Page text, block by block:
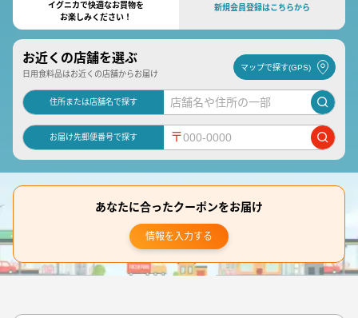
イグニカで快適なお買物を
お楽しみください！
新規会員登録はこちらから
お近くの店舗を選ぶ
日用食料品はお近くの店舗からお届け
マップで探す(GPS)
住所または店舗名で探す
お届け先郵便番号で探す 〒
あなたに合ったクーポンをお届け
情報を入力する